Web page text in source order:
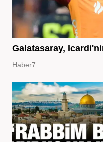
Galatasaray,
Haber7